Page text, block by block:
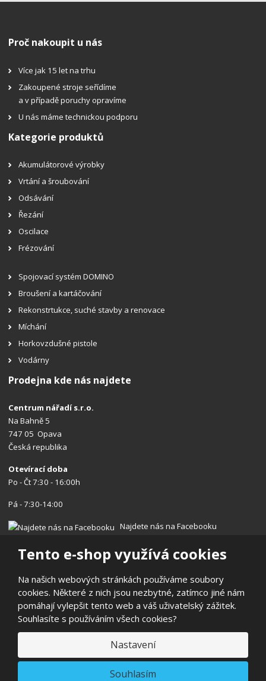
Tento e-shop využívá cookies
Na našich webových stránkách používáme soubory
cookies. Některé z nich jsou nezbytné, zatímco jiné nám
pomáhají vylepšit tento web a váš uživatelský zážitek.
Souhlasíte s používáním všech cookies?
Nastavení
Souhlasím
Proč nakoupit u nás
Více jak 15 let na trhu
Zakoupené stroje seřídíme
a v případě poruchy opravíme
U nás máme technickou podporu
Kategorie produktů
Akumulátorové výrobky
Vrtání a šroubování
Odsávání
Řezání
Oscilace
Frézování
Spojovací systém DOMINO
Broušení a kartáčování
Rekonstrtukce, suché stavby a renovace
Míchání
Horkovzdušné pistole
Vodárny
Prodejna kde nás najdete
Centrum nářadí s.r.o.
Na Bahně 5
747 05 Opava
Česká republika
Otevírací doba
Po - Čt 7:30 - 16:00h
Pá - 7:30-14:00
Najdete nás na Facebooku
© 2026, Centrum nářadí s.r.o.
Prohlášení o přístupnosti|Ochrana osobních údajů| Mapa stránek
Reklamace/Vrácení
Á
MasterCard
Maestro